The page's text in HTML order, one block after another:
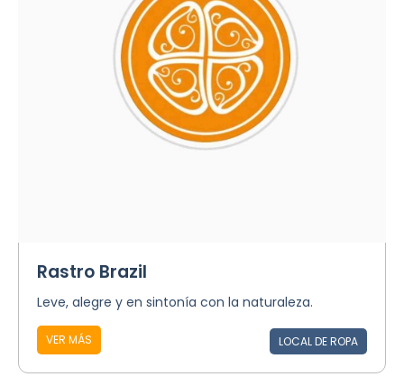
Rastro Brazil
Leve, alegre y en sintonía con la naturaleza.
VER MÁS LOCAL DE ROPA